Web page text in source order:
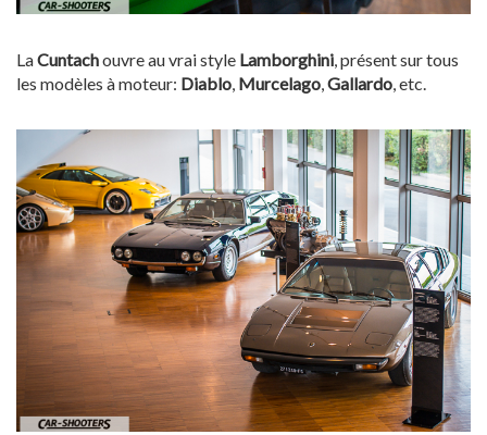
LaCuntachouvre au vrai style Lamborghini, présent sur tous
les modèles à moteur: Diablo, Murcelago,Gallardo, etc.